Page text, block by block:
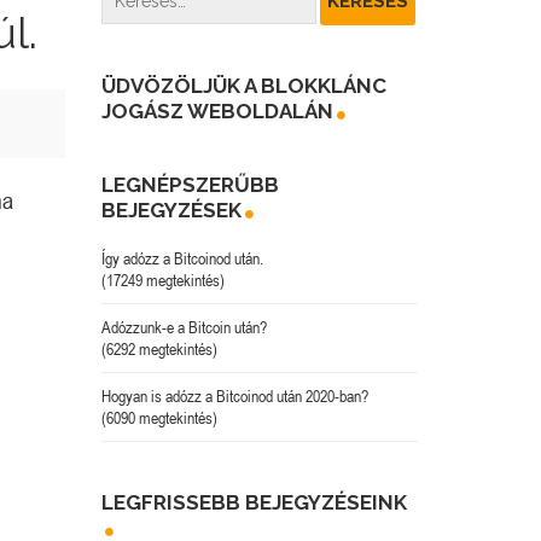
ÜDVÖZÖLJÜK A BLOKKLÁNC
JOGÁSZ WEBOLDALÁN
LEGNÉPSZERŰBB
BEJEGYZÉSEK
Így adózz a Bitcoinod után.
(17249 megtekintés)
Adózzunk-e a Bitcoin után?
(6292 megtekintés)
Hogyan is adózz a Bitcoinod után 2020-ban?
(6090 megtekintés)
LEGFRISSEBB BEJEGYZÉSEINK